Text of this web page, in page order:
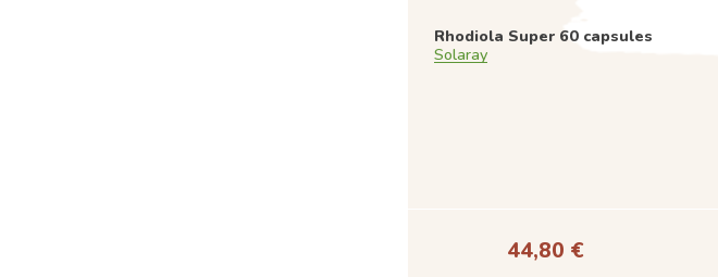
Rhodiola Super 60 capsules
Solaray
44,80 €